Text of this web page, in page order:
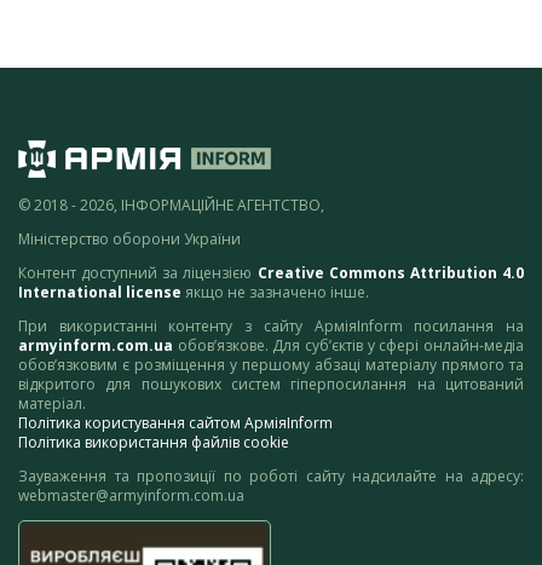
© 2018 - 2026, ІНФОРМАЦІЙНЕ АГЕНТСТВО,
Міністерство оборони України
Контент доступний за ліцензією Creative Commons Attribution 4.0
International license якщо не зазначено інше.
При використанні контенту з сайту АрміяInform посилання на
armyinform.com.ua обов’язкове. Для суб’єктів у сфері онлайн-медіа
обов’язковим є розміщення у першому абзаці матеріалу прямого та
відкритого для пошукових систем гіперпосилання на цитований
матеріал.
Політика користування сайтом АрміяInform
Політика використання файлів cookie
Зауваження та пропозиції по роботі сайту надсилайте на адресу:
webmaster@armyinform.com.ua